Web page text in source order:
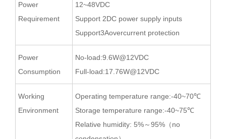
Power
Requirement
12~48VDC
Support 2DC power supply inputs
Support3Aovercurrent protection
Power
Consumption
No-load:9.6W@12VDC
Full-load:17.76W@12VDC
Working
Environment
Operating temperature range:-40~70℃
Storage temperature range:-40~75℃
Relative humidity: 5%～95%（no